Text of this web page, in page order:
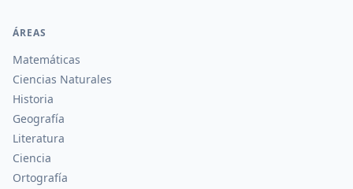
ÁREAS
Matemáticas
Ciencias Naturales
Historia
Geografía
Literatura
Ciencia
Ortografía